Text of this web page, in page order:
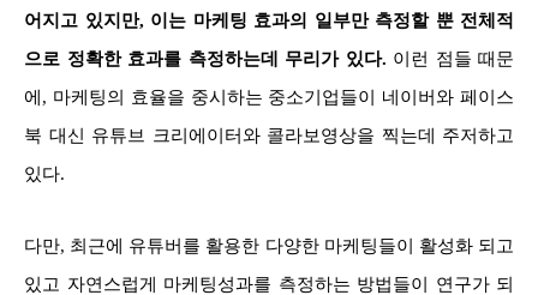
어지고 있지만, 이는 마케팅 효과의 일부만 측정할 뿐 전체적
으로 정확한 효과를 측정하는데 무리가 있다. 이런 점들 때문
에, 마케팅의 효율을 중시하는 중소기업들이 네이버와 페이스
북 대신 유튜브 크리에이터와 콜라보영상을 찍는데 주저하고
있다.
다만, 최근에 유튜버를 활용한 다양한 마케팅들이 활성화 되고
있고 자연스럽게 마케팅성과를 측정하는 방법들이 연구가 되